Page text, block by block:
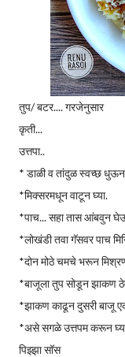
तुप/ बटर.... गरजेनुसार
कृती...
उत्तपा..
* डाळी व तांदुळ स्वच्छ
*मिक्सरमधून वाटून घ्या.
*पाच... सहा तास आंबवुन
*लोखंडी तवा गॅसवर पाच
*दोन मोठे चमचे भरून
*बाजूला तुप सोडून झाकण
*झाकण काढून दुसरी बाजू
*असे सगळे उत्तपम करून
पिझ्झा सॉस